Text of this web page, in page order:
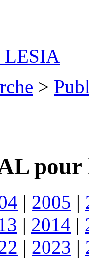
LESIA
>
pour
| 2005 |
| 2014 |
| 2023 |